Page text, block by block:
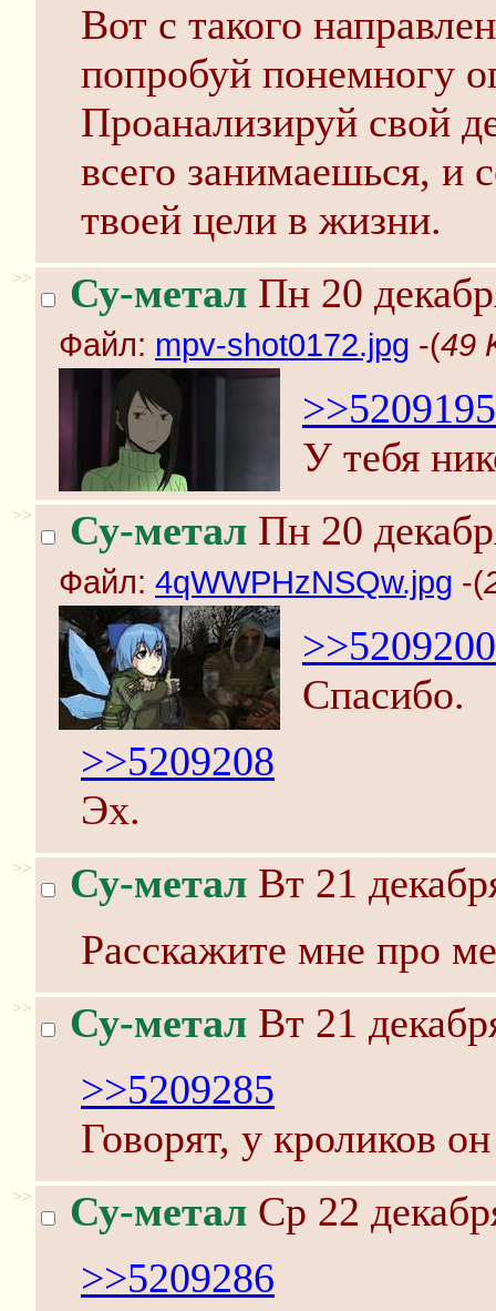
Вот с такого
попробуй понемногу
Проанализируй свой
всего занимаешься, и
твоей цели в жизни.
>> Су-метал Пн 20
Файл: mpv-shot0172.jpg -(49
>>5209195
У тебя
>> Су-метал Пн 20
Файл: 4qWWPHzNSQw.jpg -(
>>5209200
Спасибо.
>>5209208
Эх.
>> Су-метал Вт 21
Расскажите мне про
>> Су-метал Вт 21
>>5209285
Говорят, у кроликов
>> Су-метал Ср 22
>>5209286